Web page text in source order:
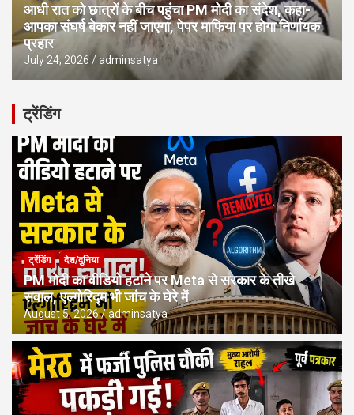
आधी रात को छात्रों के बीच पहुंचा PM मोदी का संदेश, कहा-
आपका संघर्ष बेकार नहीं जाएगा, पेपर माफिया पर होगा निर्णायक
प्रहार
July 24, 2026 adminsatya
ट्रेंडिंग
ट्रेंडिंग देश/दुनिया
PM मोदी का वीडियो हटाने पर Meta से सरकार के तीखे
सवाल, एल्गोरिद्म भी जांच के घेरे में
August 5, 2026 adminsatya